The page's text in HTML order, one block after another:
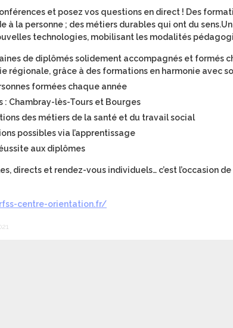
et posez vos questions en direct ! Des
à la personne ; des métiers durables qui ont du
technologies, mobilisant les modalités
de diplômés solidement accompagnés et formés
régionale, grâce à des formations en harmonie avec
formées chaque année
: Chambray-lès-Tours et Bourges
des métiers de la santé et du travail social
possibles via l’apprentissage
aux diplômes
directs et rendez-vous individuels… c’est l’occasion
centre-orientation.fr/